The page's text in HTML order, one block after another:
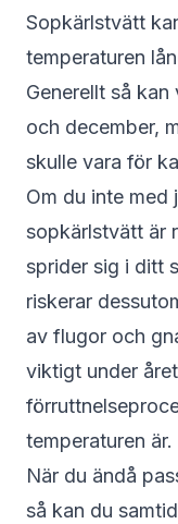
Sopkärlstvätt
temperaturen
Generellt så
och december,
skulle vara för
Om du inte med
sopkärlstvätt är
sprider sig i ditt
riskerar
av flugor och
viktigt under
temperaturen är.
När du ändå
så kan du